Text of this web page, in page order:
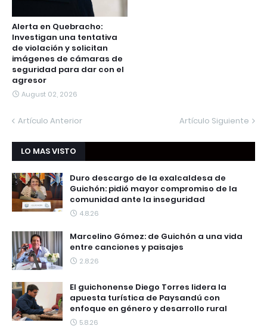
Alerta en Quebracho:
Investigan una tentativa
de violación y solicitan
imágenes de cámaras de
seguridad para dar con el
agresor
August 02, 2026
Artículo Anterior Artículo Siguiente
LO MAS VISTO
Duro descargo de la exalcaldesa de
Guichón: pidió mayor compromiso de la
comunidad ante la inseguridad
4.8.26
Marcelino Gómez: de Guichón a una vida
entre canciones y paisajes
2.8.26
El guichonense Diego Torres lidera la
apuesta turística de Paysandú con
enfoque en género y desarrollo rural
5.8.26